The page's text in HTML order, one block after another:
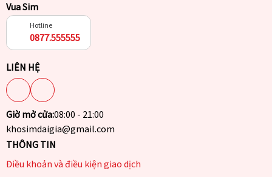
Vua Sim
Hotline
0877.555555
LIÊN HỆ
Giờ mở cửa:08:00 - 21:00
khosimdaigia@gmail.com
THÔNG TIN
Điều khoản và điều kiện giao dịch